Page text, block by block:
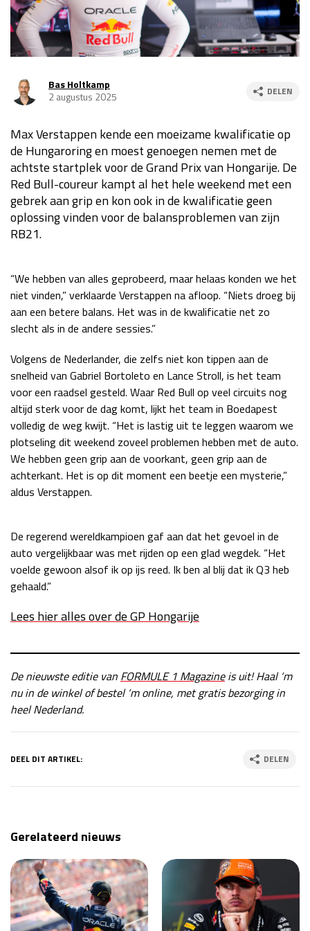
Race
za 13:00 - 15:00
Kwalificatie
za 23:00 - 00:00
Race
zo 21:00 - 23:00
Kwalificatie
za 22:00 - 23:00
Race
Kwalificatie
za 19:00 - 20:00
Race
zo 18:00 - 20:00
LAS VEGAS GRAND PRIX 2026 20 - 22 nov
Kwalificatie
za 05:00 - 06:00
Race
zo 05:00 - 07:00
GP QATAR 2026 27 - 29 nov
Kwalificatie
za 19:00 - 20:00
Race
zo 17:00 - 19:00
Kwalificatie
za 15:00 - 16:00
Race
zo 14:00 - 16:00
Bas Holtkamp
2 augustus 2025
DELEN
Max Verstappen kende een moeizame kwalificatie op
de Hungaroring en moest genoegen nemen met de
achtste startplek voor de Grand Prix van Hongarije. De
Red Bull-coureur kampt al het hele weekend met een
gebrek aan grip en kon ook in de kwalificatie geen
oplossing vinden voor de balansproblemen van zijn
RB21.
“We hebben van alles geprobeerd, maar helaas konden we het
niet vinden,” verklaarde Verstappen na afloop. “Niets droeg bij
aan een betere balans. Het was in de kwalificatie net zo
slecht als in de andere sessies.”
Volgens de Nederlander, die zelfs niet kon tippen aan de
snelheid van Gabriel Bortoleto en Lance Stroll, is het team
voor een raadsel gesteld. Waar Red Bull op veel circuits nog
altijd sterk voor de dag komt, lijkt het team in Boedapest
volledig de weg kwijt. “Het is lastig uit te leggen waarom we
plotseling dit weekend zoveel problemen hebben met de auto.
We hebben geen grip aan de voorkant, geen grip aan de
achterkant. Het is op dit moment een beetje een mysterie,”
aldus Verstappen.
De regerend wereldkampioen gaf aan dat het gevoel in de
auto vergelijkbaar was met rijden op een glad wegdek. “Het
voelde gewoon alsof ik op ijs reed. Ik ben al blij dat ik Q3 heb
gehaald.”
Lees hier alles over de GP Hongarije
De nieuwste editie van FORMULE 1 Magazineis uit! Haal ‘m
nu in de winkel of bestel ‘m online, met gratis bezorging in
heel Nederland.
DEEL DIT ARTIKEL: DELEN
Gerelateerd nieuws